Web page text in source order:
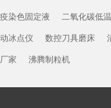
染色固定液 二氧化碳低
冰点仪 数控刀具磨床
家 沸腾制粒机